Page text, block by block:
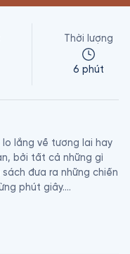
Thời lượng
6 phút
lo lắng về tương lai hay
bởi tất cả những gì
đưa ra những chiến
phút giây.
hành trình chuyển